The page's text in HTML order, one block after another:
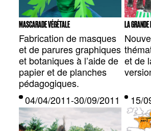
MASCARADE VÉGÉTALE
Fabrication de masques
et de parures graphiques
et botaniques à l’aide de
papier et de planches
pédagogiques.
LA
et de
04/04/2011-30/09/2011 —15/